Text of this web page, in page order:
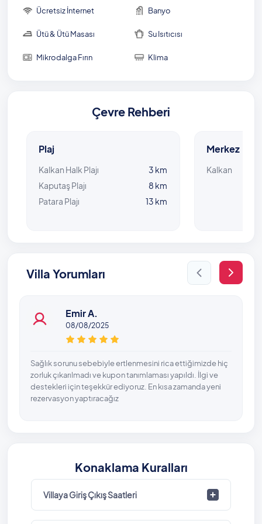
Ücretsiz İnternet Banyo
Ütü & Ütü Masası Su Isıtıcısı
Mikrodalga Fırın Klima
Çevre Rehberi
Plaj
Kalkan Halk Plajı
3 km
Kaputaş Plajı
8 km
Patara Plajı
13 km
Merkez
Kalkan
Villa Yorumları
Emir A.
08/08/2025
Sağlık sorunu sebebiyle ertlenmesini rica ettiğimizde hiç
zorluk çıkarılmadı ve kupon tanımlaması yapıldı. İlgi ve
destekleri için teşekkür ediyoruz. En kısa zamanda yeni
rezervasyon yaptıracağız
Konaklama Kuralları
Villaya Giriş Çıkış Saatleri